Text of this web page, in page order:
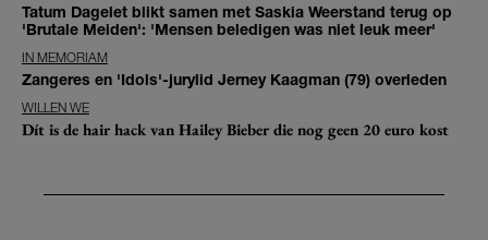
Tatum Dagelet blikt samen met Saskia Weerstand terug op
'Brutale Meiden': 'Mensen beledigen was niet leuk meer'
IN MEMORIAM
Zangeres en 'Idols'-jurylid Jerney Kaagman (79) overleden
WILLEN WE
Dít is de hair hack van Hailey Bieber die nog geen 20 euro kost